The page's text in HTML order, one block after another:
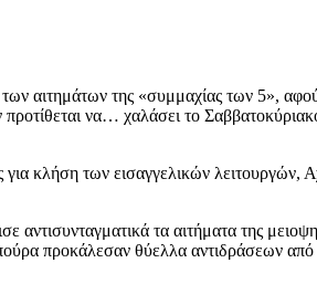
αιτημάτων της «συμμαχίας των 5»,
να… χαλάσει το
κλήση των εισαγγελικών λειτουργών,
τα αιτήματα της
προκάλεσαν θύελλα αντιδράσεων από